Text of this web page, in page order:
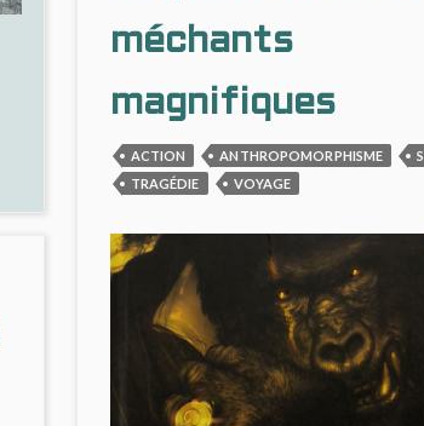
SPECTACULAIRE
méchants
magnifiques
ACTION ANTHROPOMORPHISME
TRAGÉDIE
VOYAGE